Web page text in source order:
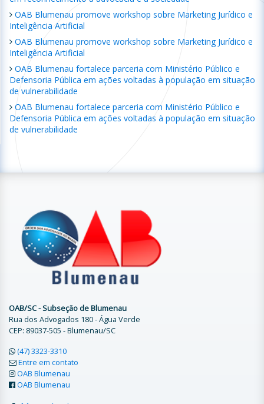
OAB Blumenau promove workshop sobre Marketing Jurídico e
Inteligência Artificial
OAB Blumenau promove workshop sobre Marketing Jurídico e
Inteligência Artificial
OAB Blumenau fortalece parceria com Ministério Público e
Defensoria Pública em ações voltadas à população em situação
de vulnerabilidade
OAB Blumenau fortalece parceria com Ministério Público e
Defensoria Pública em ações voltadas à população em situação
de vulnerabilidade
OAB/SC - Subseção de Blumenau
Rua dos Advogados 180 - Água Verde
CEP: 89037-505 - Blumenau/SC
(47) 3323-3310
Entre em contato
OAB Blumenau
OAB Blumenau